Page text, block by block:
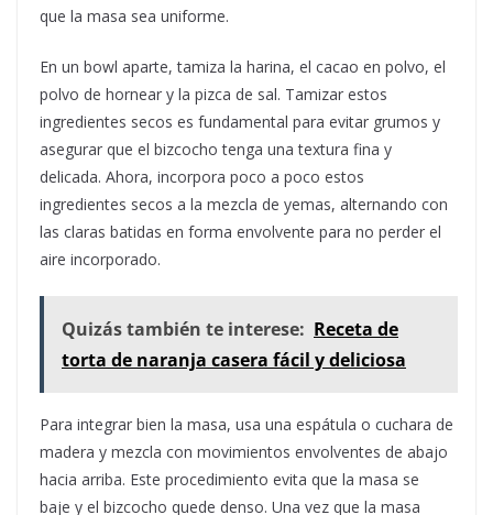
que la masa sea uniforme.
En un bowl aparte, tamiza la harina, el cacao en polvo, el
polvo de hornear y la pizca de sal. Tamizar estos
ingredientes secos es fundamental para evitar grumos y
asegurar que el bizcocho tenga una textura fina y
delicada. Ahora, incorpora poco a poco estos
ingredientes secos a la mezcla de yemas, alternando con
las claras batidas en forma envolvente para no perder el
aire incorporado.
Quizás también te interese: Receta de
torta de naranja casera fácil y deliciosa
Para integrar bien la masa, usa una espátula o cuchara de
madera y mezcla con movimientos envolventes de abajo
hacia arriba. Este procedimiento evita que la masa se
baje y el bizcocho quede denso. Una vez que la masa